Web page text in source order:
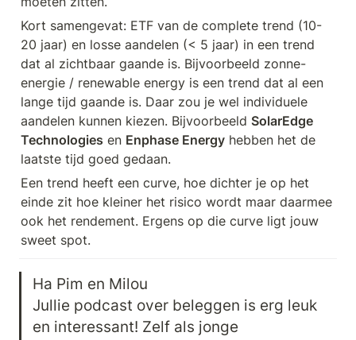
Kort samengevat: ETF van de complete trend (10-
20 jaar) en losse aandelen (< 5 jaar) in een trend
dat al zichtbaar gaande is. Bijvoorbeeld zonne-
energie / renewable energy is een trend dat al een
lange tijd gaande is. Daar zou je wel individuele
aandelen kunnen kiezen. Bijvoorbeeld SolarEdge
Technologies en Enphase Energy hebben het de
laatste tijd goed gedaan.
Een trend heeft een curve, hoe dichter je op het
einde zit hoe kleiner het risico wordt maar daarmee
ook het rendement. Ergens op die curve ligt jouw
sweet spot.
Ha Pim en Milou
Jullie podcast over beleggen is erg leuk
en interessant! Zelf als jonge